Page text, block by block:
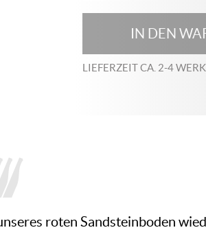
IN DEN
LIEFERZEIT CA. 2-4
roten Sandsteinboden